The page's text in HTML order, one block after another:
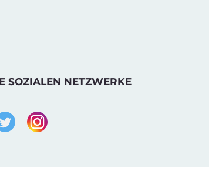
SOZIALEN NETZWERKE